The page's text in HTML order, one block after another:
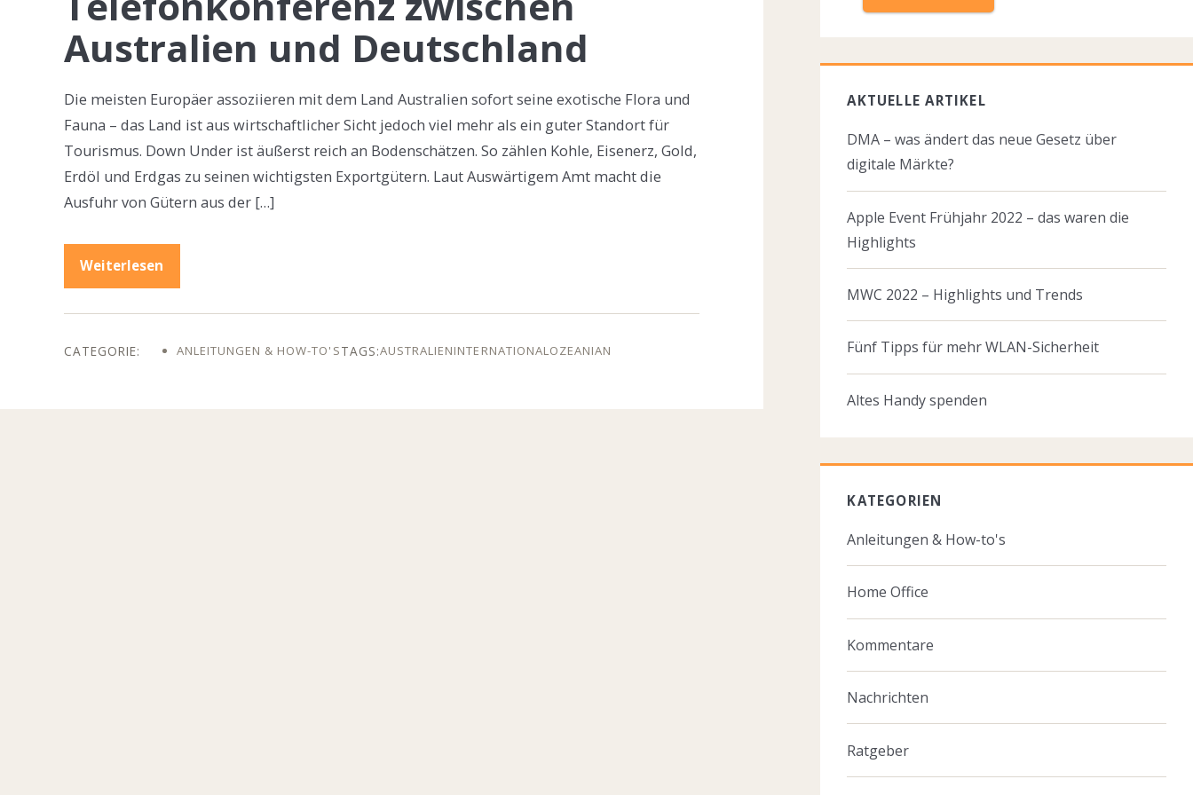
Australien und Deutschland
Die meisten Europäer assoziieren mit dem Land Australien sofort seine exotische Flora und
Fauna – das Land ist aus wirtschaftlicher Sicht jedoch viel mehr als ein guter Standort für
Tourismus. Down Under ist äußerst reich an Bodenschätzen. So zählen Kohle, Eisenerz, Gold,
Erdöl und Erdgas zu seinen wichtigsten Exportgütern. Laut Auswärtigem Amt macht die
Ausfuhr von Gütern aus der […]
Weiterlesen
ANLEITUNGEN & HOW-TO'S AUSTRALIENINTERNATIONALOZEANIAN
AKTUELLE ARTIKEL
DMA – was ändert das neue Gesetz über
digitale Märkte?
Apple Event Frühjahr 2022 – das waren die
Highlights
MWC 2022 – Highlights und Trends
Fünf Tipps für mehr WLAN-Sicherheit
Altes Handy spenden
KATEGORIEN
Anleitungen & How-to's
Home Office
Kommentare
Nachrichten
Ratgeber